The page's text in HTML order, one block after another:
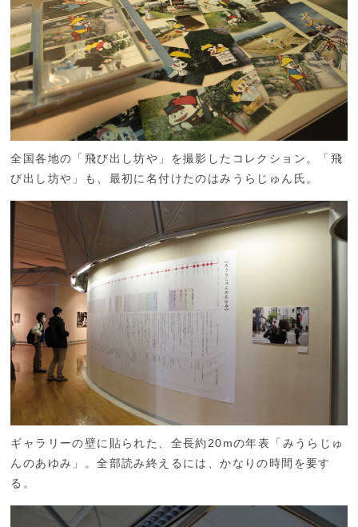
全国各地の「飛び出し坊や」を撮影したコレクション。「飛
び出し坊や」も、最初に名付けたのはみうらじゅん氏。
ギャラリーの壁に貼られた、全長約20mの年表「みうらじゅ
んのあゆみ」。全部読み終えるには、かなりの時間を要す
る。